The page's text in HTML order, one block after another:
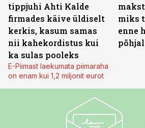
tippjuhi Ahti Kalde
firmades käive üldiselt
kerkis, kasum samas
nii kahekordistus kui
ka sulas pooleks
E-Piimast laekumata piimaraha
on enam kui 1,2 miljonit eurot
miks
enne